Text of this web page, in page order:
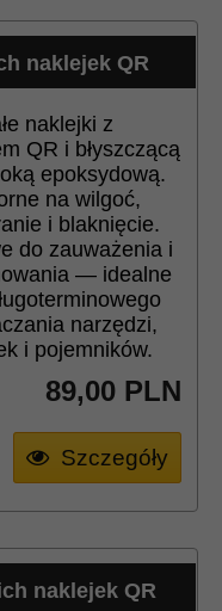
naklejek QR
naklejki z
QR i błyszczącą
epoksydową.
na wilgoć,
i blaknięcie.
do zauważenia i
— idealne
narzędzi,
i pojemników.
89,00 PLN
Szczegóły
naklejek QR